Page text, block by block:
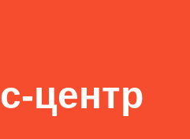
центр